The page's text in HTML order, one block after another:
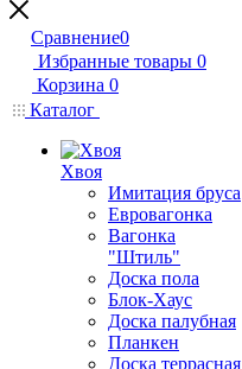
Сравнение0
Избранные товары 0
Корзина 0
Каталог
Хвоя
Имитация бруса
Евровагонка
Вагонка
"Штиль"
Доска пола
Блок-Хаус
Доска палубная
Планкен
Доска террасная